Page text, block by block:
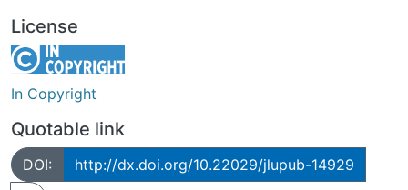
License
In Copyright
Quotable link
DOI: http://dx.doi.org/10.22029/jlupub-14929